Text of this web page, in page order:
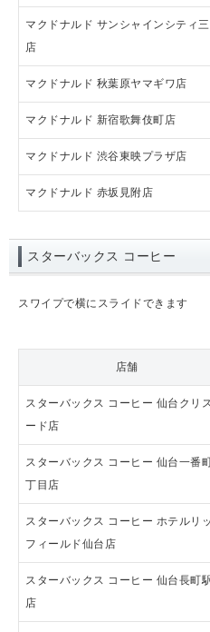
マクドナルド サンシャインシティ
店
マクドナルド 秋葉原ヤマギワ店
マクドナルド 新宿歌舞伎町店
マクドナルド 渋谷東映プラザ店
マクドナルド 赤坂見附店
スターバックス コーヒー
スワイプで横にスライドできます
店舗
スターバックス コーヒー 仙台クリ
ード店
スターバックス コーヒー 仙台一番
丁目店
スターバックス コーヒー ホテルリ
フィールド仙台店
スターバックス コーヒー 仙台長町
店